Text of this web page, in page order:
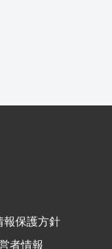
報保護方針
者情報